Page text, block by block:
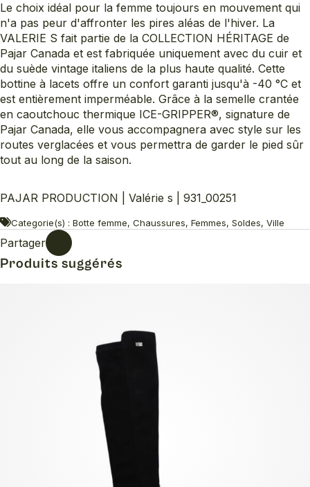
Le choix idéal pour la femme toujours en mouvement qui
n'a pas peur d'affronter les pires aléas de l'hiver. La
VALERIE S fait partie de la COLLECTION HÉRITAGE de
Pajar Canada et est fabriquée uniquement avec du cuir et
du suède vintage italiens de la plus haute qualité. Cette
bottine à lacets offre un confort garanti jusqu'à -40 °C et
est entièrement imperméable. Grâce à la semelle crantée
en caoutchouc thermique ICE-GRIPPER®, signature de
Pajar Canada, elle vous accompagnera avec style sur les
routes verglacées et vous permettra de garder le pied sûr
tout au long de la saison.
PAJAR PRODUCTION | Valérie s | 931_00251
Categorie(s) : Botte femme, Chaussures, Femmes, Soldes, Ville
Partager
Produits suggérés